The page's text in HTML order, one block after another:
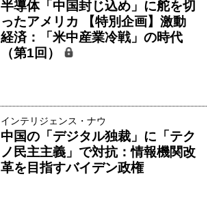
半導体「中国封じ込め」に舵を切
ったアメリカ 【特別企画】激動
経済：「米中産業冷戦」の時代
（第1回）
インテリジェンス・ナウ
中国の「デジタル独裁」に「テク
ノ民主主義」で対抗：情報機関改
革を目指すバイデン政権